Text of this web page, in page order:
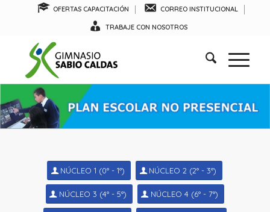
OFERTAS CAPACITACIÓN CORREO INSTITUCIONAL
TRABAJE CON NOSOTROS
NÚCLEO 1 (0° - 1°) NÚCLEO 2 (2° - 3°)
NÚCLEO 3 (4° - 5°) NÚCLEO 4 (6° - 7°)